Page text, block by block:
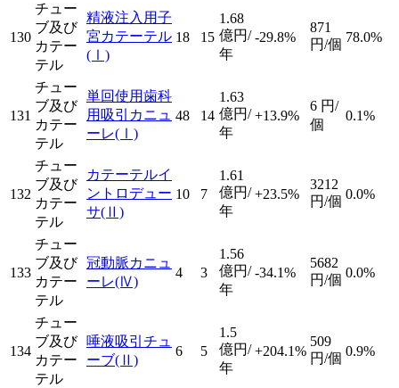
130
チュー
ブ及び
カテー
テル
精液注入用子
宮カテーテル
(Ⅰ)
18 15
1.68
億円/
年
-29.8%
871
円/個 78.0%
131
チュー
ブ及び
カテー
テル
単回使用歯科
用吸引カニュ
ーレ(Ⅰ)
48 14
1.63
億円/
年
+13.9%
6 円/
個
0.1%
132
チュー
ブ及び
カテー
テル
カテーテルイ
ントロデュー
サ(Ⅱ)
10 7
1.61
億円/
年
+23.5%
3212
円/個 0.0%
133
チュー
ブ及び
カテー
テル
冠動脈カニュ
ーレ(Ⅳ)
4 3
1.56
億円/
年
-34.1%
5682
円/個 0.0%
134
チュー
ブ及び
カテー
テル
唾液吸引チュ
ーブ(Ⅱ)
6 5
1.5
億円/
年
+204.1%
509
円/個 0.9%